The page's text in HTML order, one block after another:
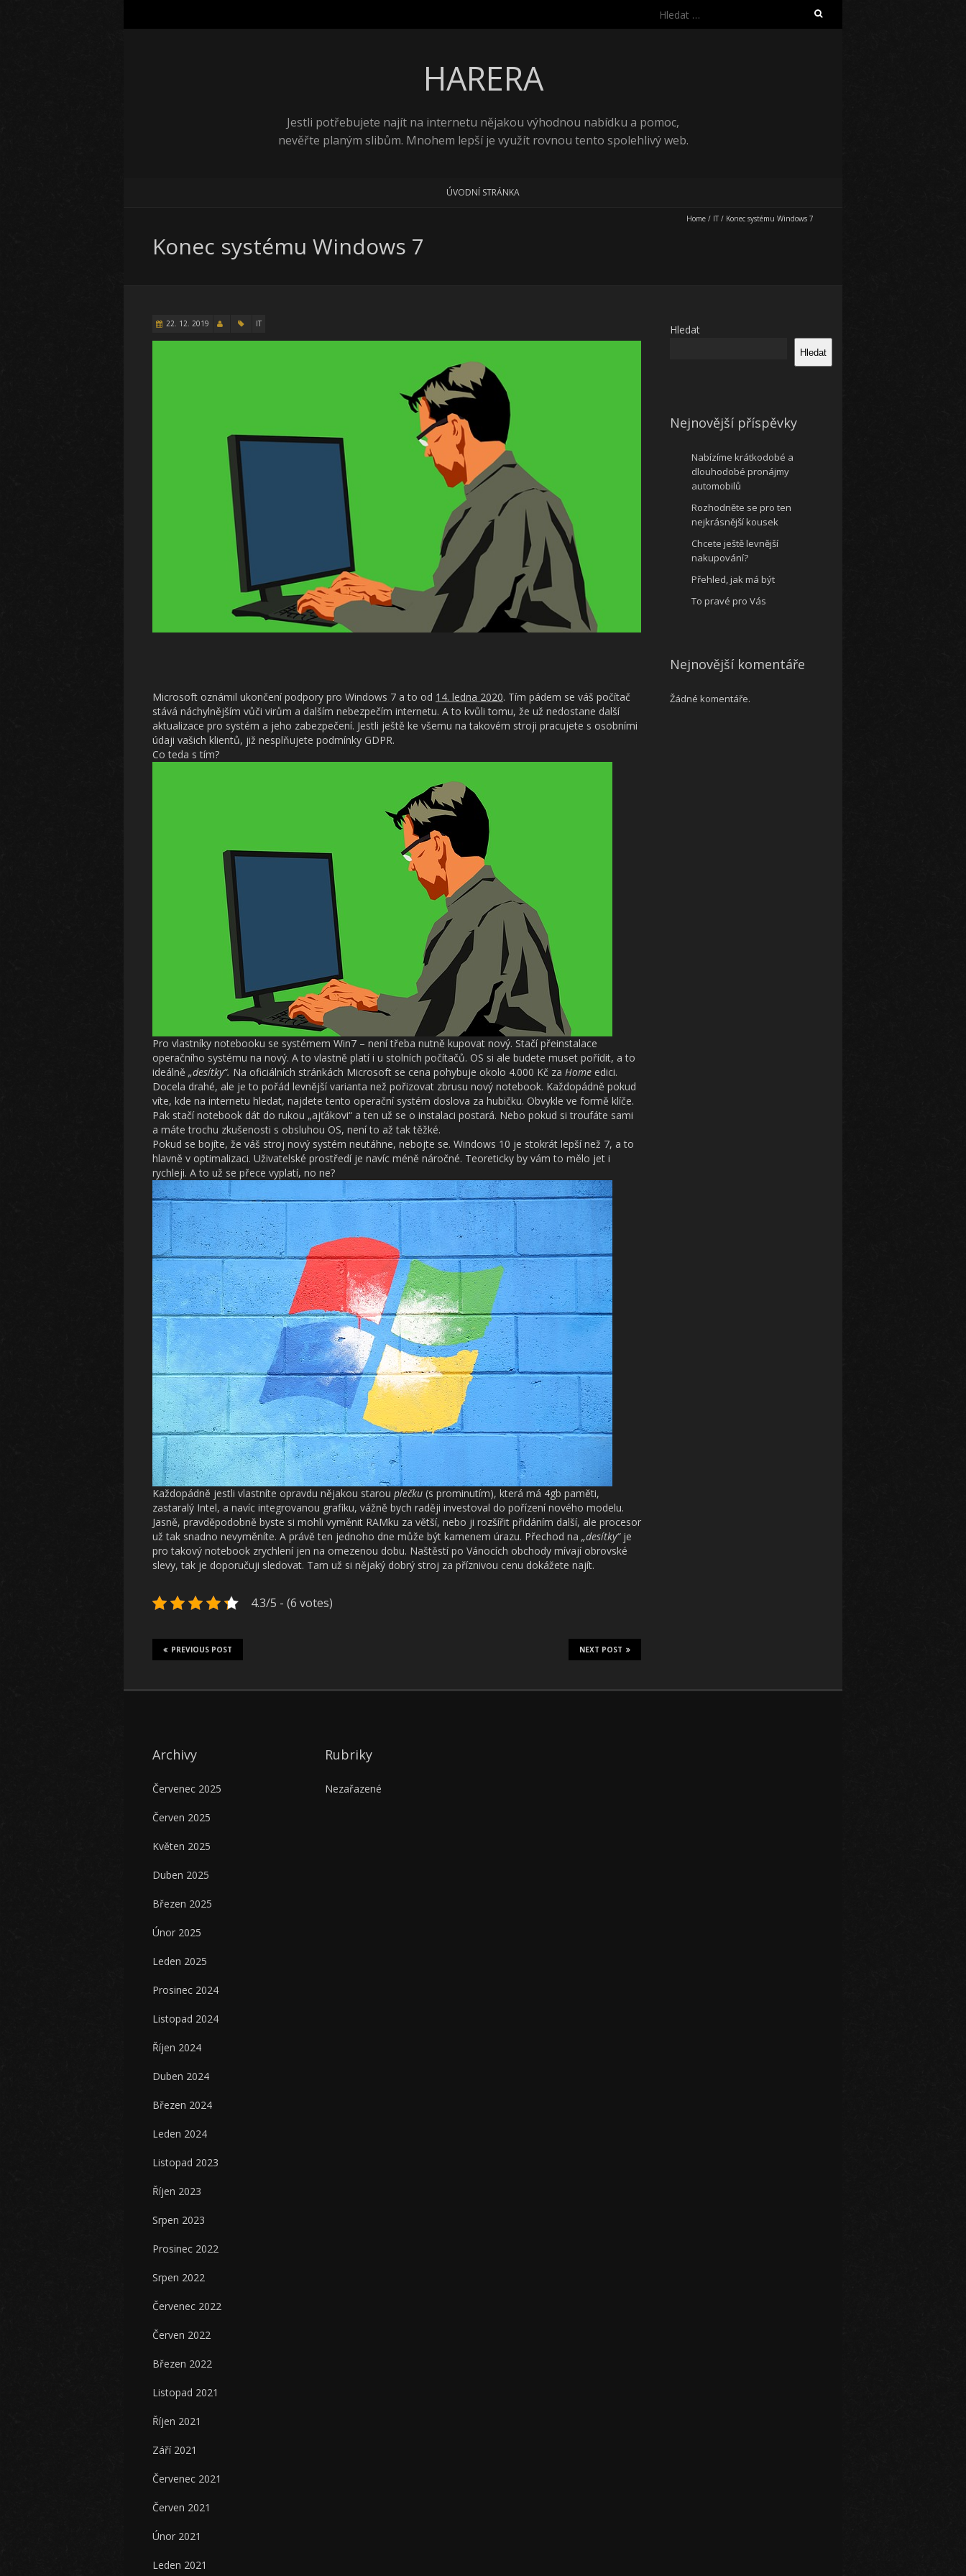
Vyhledávání
HARERA
Jestli potřebujete najít na internetu nějakou výhodnou nabídku a pomoc,
nevěřte planým slibům. Mnohem lepší je využít rovnou tento spolehlivý web.
ÚVODNÍ STRÁNKA
Home / IT / Konec systému Windows 7
Konec systému Windows 7
22. 12. 2019 IT
Microsoft oznámil ukončení podpory pro Windows 7 a to od 14. ledna 2020. Tím pádem se váš počítač
stává náchylnějším vůči virům a dalším nebezpečím internetu. A to kvůli tomu, že už nedostane další
aktualizace pro systém a jeho zabezpečení. Jestli ještě ke všemu na takovém stroji pracujete s osobními
údaji vašich klientů, již nesplňujete podmínky GDPR.
Co teda s tím?
Pro vlastníky notebooku se systémem Win7 – není třeba nutně kupovat nový. Stačí přeinstalace
operačního systému na nový. A to vlastně platí i u stolních počítačů. OS si ale budete muset pořídit, a to
ideálně „desítky“. Na oficiálních stránkách Microsoft se cena pohybuje okolo 4.000 Kč za Home edici.
Docela drahé, ale je to pořád levnější varianta než pořizovat zbrusu nový notebook. Každopádně pokud
víte, kde na internetu hledat, najdete tento operační systém doslova za hubičku. Obvykle ve formě klíče.
Pak stačí notebook dát do rukou „ajťákovi“ a ten už se o instalaci postará. Nebo pokud si troufáte sami
a máte trochu zkušenosti s obsluhou OS, není to až tak těžké.
Pokud se bojíte, že váš stroj nový systém neutáhne, nebojte se. Windows 10 je stokrát lepší než 7, a to
hlavně v optimalizaci. Uživatelské prostředí je navíc méně náročné. Teoreticky by vám to mělo jet i
rychleji. A to už se přece vyplatí, no ne?
Každopádně jestli vlastníte opravdu nějakou starou plečku (s prominutím), která má 4gb paměti,
zastaralý Intel, a navíc integrovanou grafiku, vážně bych raději investoval do pořízení nového modelu.
Jasně, pravděpodobně byste si mohli vyměnit RAMku za větší, nebo ji rozšířit přidáním další, ale procesor
už tak snadno nevyměníte. A právě ten jednoho dne může být kamenem úrazu. Přechod na „desítky“je
pro takový notebook zrychlení jen na omezenou dobu. Naštěstí po Vánocích obchody mívají obrovské
slevy, tak je doporučuji sledovat. Tam už si nějaký dobrý stroj za příznivou cenu dokážete najít.
4.3/5 - (6 votes)
NEXT POST
PREVIOUS POST
Hledat
Hledat
Nejnovější příspěvky
Nabízíme krátkodobé a
dlouhodobé pronájmy
automobilů
Rozhodněte se pro ten
nejkrásnější kousek
Chcete ještě levnější
nakupování?
Přehled, jak má být
To pravé pro Vás
Nejnovější komentáře
Žádné komentáře.
Archivy
Červenec 2025
Červen 2025
Květen 2025
Duben 2025
Březen 2025
Únor 2025
Leden 2025
Prosinec 2024
Listopad 2024
Říjen 2024
Duben 2024
Březen 2024
Leden 2024
Listopad 2023
Říjen 2023
Srpen 2023
Prosinec 2022
Srpen 2022
Červenec 2022
Červen 2022
Březen 2022
Listopad 2021
Říjen 2021
Září 2021
Červenec 2021
Červen 2021
Únor 2021
Leden 2021
Rubriky
Nezařazené